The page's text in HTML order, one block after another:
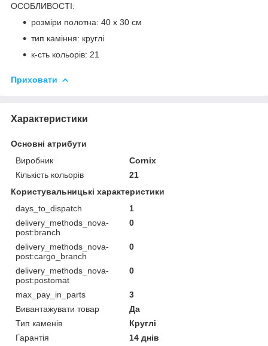
ОСОБЛИВОСТІ:
розміри полотна: 40 x 30 см
тип каміння: круглі
к-сть кольорів: 21
Приховати
Характеристики
Основні атрибути
Виробник
Cornix
Кількість кольорів
21
Користувальницькі характеристики
days_to_dispatch
1
delivery_methods_nova-
post:branch
0
delivery_methods_nova-
post:cargo_branch
0
delivery_methods_nova-
post:postomat
0
max_pay_in_parts
3
Вивантажувати товар
Да
Тип каменів
Круглі
Гарантія
14 днів